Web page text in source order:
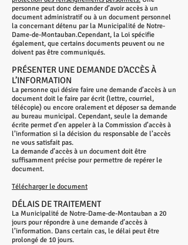
personne peut donc demander d’avoir accès à un
document administratif ou à un document personnel
la concernant détenu par la Municipalité de Notre-
Dame-de-Montauban.Cependant, la Loi spécifie
également, que certains documents peuvent ou ne
doivent pas être communiqués.
PRÉSENTER UNE DEMANDE D’ACCÈS À
L’INFORMATION
La personne qui désire faire une demande d’accès à un
document doit le faire par écrit (lettre, courriel,
télécopie) ou encore oralement et déposer sa demande
au bureau municipal. Cependant, seule la demande
écrite permet d’en appeler à la Commission d’accès à
l’information si la décision du responsable de l’accès
ne vous satisfait pas.
La demande d’accès à un document doit être
suffisamment précise pour permettre de repérer le
document.
Télécharger le document
DÉLAIS DE TRAITEMENT
La Municipalité de Notre-Dame-de-Montauban a 20
jours pour répondre à une demande d’accès à
l’information. Dans certain cas, le délai peut être
prolongé de 10 jours.